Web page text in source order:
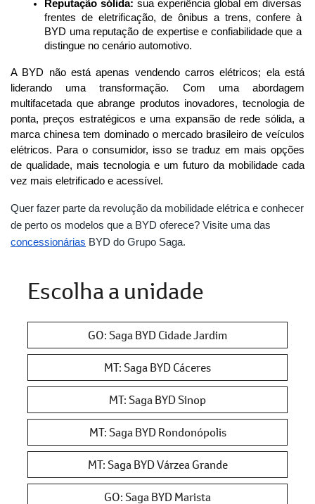
Reputação sólida: sua experiência global em diversas
frentes de eletrificação, de ônibus a trens, confere à
BYD uma reputação de expertise e confiabilidade que a
distingue no cenário automotivo.
A BYD não está apenas vendendo carros elétricos; ela está
liderando uma transformação. Com uma abordagem
multifacetada que abrange produtos inovadores, tecnologia de
ponta, preços estratégicos e uma expansão de rede sólida, a
marca chinesa tem dominado o mercado brasileiro de veículos
elétricos. Para o consumidor, isso se traduz em mais opções
de qualidade, mais tecnologia e um futuro da mobilidade cada
vez mais eletrificado e acessível.
Quer fazer parte da revolução da mobilidade elétrica e conhecer
de perto os modelos que a BYD oferece? Visite uma das
concessionárias BYD do Grupo Saga.
Escolha a unidade
GO: Saga BYD Cidade Jardim
MT: Saga BYD Cáceres
MT: Saga BYD Sinop
MT: Saga BYD Rondonópolis
MT: Saga BYD Várzea Grande
GO: Saga BYD Marista